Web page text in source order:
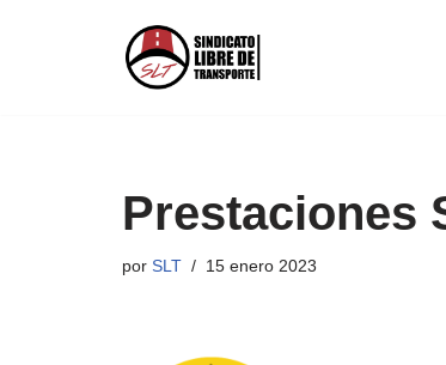
Prestaciones
por SLT 15 enero 2023